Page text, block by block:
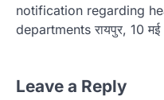
notification regarding
departments रायपुर, 10
Leave a Reply